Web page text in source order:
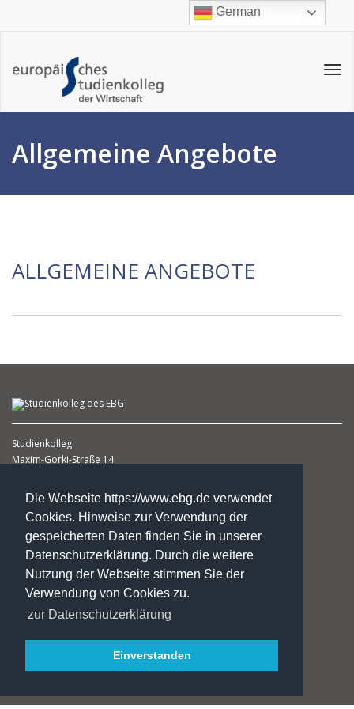
Die Webseite https://www.ebg.de verwendet
Cookies. Hinweise zur Verwendung der
gespeicherten Daten finden Sie in unserer
Datenschutzerklärung. Durch die weitere
Nutzung der Webseite stimmen Sie der
Verwendung von Cookies zu.
zur Datenschutzerklärung
Einverstanden
Allgemeine Angebote
ALLGEMEINE ANGEBOTE
Studienkolleg
Maxim-Gorki-Straße 14
(1. Etage )
Heike Schlicht
Leiterin
Fon: +49.3 91.5 41 98 29
Fax: +49.3 91.5 41 98 31
Impressung***
German